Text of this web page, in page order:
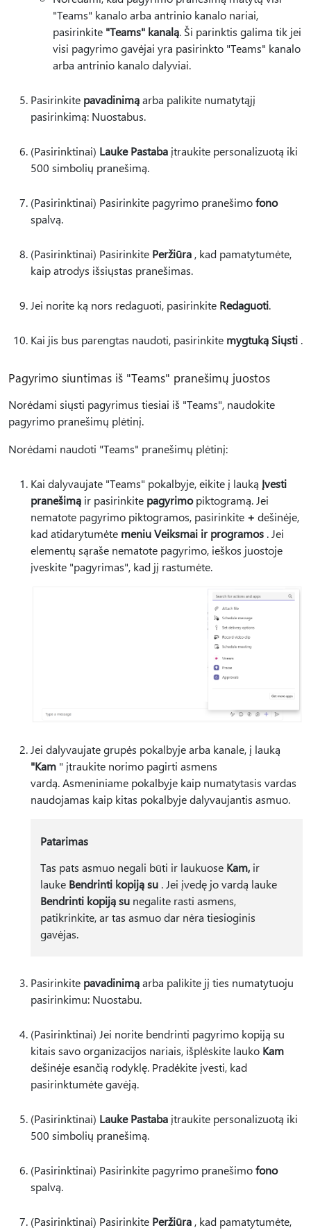
"Teams" kanalo arba antrinio kanalo nariai,
pasirinkite "Teams" kanalą. Ši parinktis galima tik jei
visi pagyrimo gavėjai yra pasirinkto "Teams" kanalo
arba antrinio kanalo dalyviai.
Pasirinkite pavadinimąarba palikite numatytąjį
pasirinkimą: Nuostabus.
(Pasirinktinai) Lauke Pastaba įtraukite personalizuotą iki
500 simbolių pranešimą.
(Pasirinktinai) Pasirinkite pagyrimo pranešimofono
spalvą.
(Pasirinktinai) Pasirinkite Peržiūra , kad pamatytumėte,
kaip atrodys išsiųstas pranešimas.
Jei norite ką nors redaguoti, pasirinkite Redaguoti.
Kai jis bus parengtas naudoti, pasirinkite mygtuką Siųsti .
Pagyrimo siuntimas iš "Teams" pranešimų juostos
Norėdami siųsti pagyrimus tiesiai iš "Teams", naudokite
pagyrimo pranešimų plėtinį.
Norėdami naudoti "Teams" pranešimų plėtinį:
Kai dalyvaujate "Teams" pokalbyje, eikite į lauką Įvesti
pranešimą ir pasirinkite pagyrimopiktogramą. Jei
nematote pagyrimo piktogramos, pasirinkite + dešinėje,
kad atidarytumėte meniu Veiksmai ir programos . Jei
elementų sąraše nematote pagyrimo, ieškos juostoje
įveskite "pagyrimas", kad jį rastumėte.
Jei dalyvaujate grupės pokalbyje arba kanale, į lauką
"Kam " įtraukite norimo pagirti asmens
vardą. Asmeniniame pokalbyje kaip numatytasis vardas
naudojamas kaip kitas pokalbyje dalyvaujantis asmuo.
Patarimas
Tas pats asmuo negali būti ir laukuose Kam,ir
lauke Bendrinti kopiją su. Jei įvedę jo vardą lauke
Bendrinti kopiją sunegalite rasti asmens,
patikrinkite, ar tas asmuo dar nėra tiesioginis
gavėjas.
Pasirinkite pavadinimąarba palikite jį ties numatytuoju
pasirinkimu: Nuostabu.
(Pasirinktinai) Jei norite bendrinti pagyrimo kopiją su
kitais savo organizacijos nariais, išplėskite lauko Kam
dešinėje esančią rodyklę. Pradėkite įvesti, kad
pasirinktumėte gavėją.
(Pasirinktinai) Lauke Pastaba įtraukite personalizuotą iki
500 simbolių pranešimą.
(Pasirinktinai) Pasirinkite pagyrimo pranešimofono
spalvą.
(Pasirinktinai) Pasirinkite Peržiūra, kad pamatytumėte,